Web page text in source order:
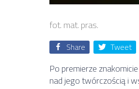
fot. mat. pras.
Share Tweet
Po premierze
nad jego twórczością i